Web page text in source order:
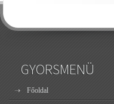
GYORSMENÜ
Főoldal